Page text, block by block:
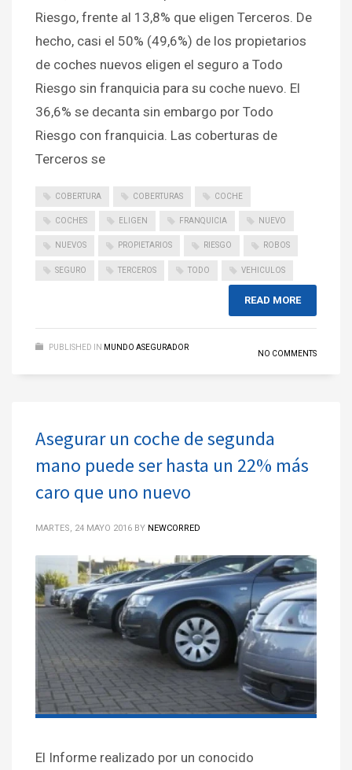
Riesgo, frente al 13,8% que eligen Terceros. De
hecho, casi el 50% (49,6%) de los propietarios
de coches nuevos eligen el seguro a Todo
Riesgo sin franquicia para su coche nuevo. El
36,6% se decanta sin embargo por Todo
Riesgo con franquicia. Las coberturas de
Terceros se
COBERTURA COBERTURAS COCHE
COCHES ELIGEN FRANQUICIA NUEVO
NUEVOS PROPIETARIOS RIESGO ROBOS
SEGURO TERCEROS TODO VEHICULOS
READ MORE
PUBLISHED IN MUNDO ASEGURADOR
NO COMMENTS
Asegurar un coche de segunda
mano puede ser hasta un 22% más
caro que uno nuevo
MARTES, 24 MAYO 2016 BY NEWCORRED
El Informe realizado por un conocido